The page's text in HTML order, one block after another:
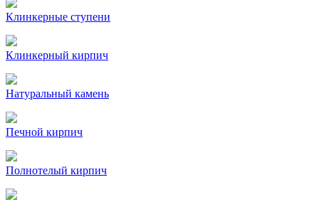
Клинкерные ступени
Клинкерный кирпич
Натуральный камень
Печной кирпич
Полнотелый кирпич